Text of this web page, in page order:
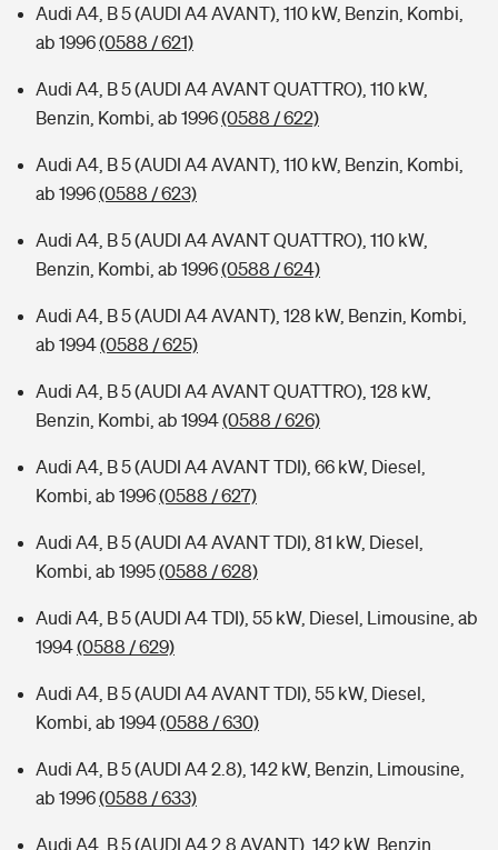
Audi A4, B 5 (AUDI A4 AVANT), 110 kW, Benzin, Kombi,
ab 1996(0588 / 621)
Audi A4, B 5 (AUDI A4 AVANT QUATTRO), 110 kW,
Benzin, Kombi, ab 1996(0588 / 622)
Audi A4, B 5 (AUDI A4 AVANT), 110 kW, Benzin, Kombi,
ab 1996(0588 / 623)
Audi A4, B 5 (AUDI A4 AVANT QUATTRO), 110 kW,
Benzin, Kombi, ab 1996(0588 / 624)
Audi A4, B 5 (AUDI A4 AVANT), 128 kW, Benzin, Kombi,
ab 1994(0588 / 625)
Audi A4, B 5 (AUDI A4 AVANT QUATTRO), 128 kW,
Benzin, Kombi, ab 1994(0588 / 626)
Audi A4, B 5 (AUDI A4 AVANT TDI), 66 kW, Diesel,
Kombi, ab 1996(0588 / 627)
Audi A4, B 5 (AUDI A4 AVANT TDI), 81 kW, Diesel,
Kombi, ab 1995(0588 / 628)
Audi A4, B 5 (AUDI A4 TDI), 55 kW, Diesel, Limousine, ab
1994(0588 / 629)
Audi A4, B 5 (AUDI A4 AVANT TDI), 55 kW, Diesel,
Kombi, ab 1994(0588 / 630)
Audi A4, B 5 (AUDI A4 2.8), 142 kW, Benzin, Limousine,
ab 1996(0588 / 633)
Audi A4, B 5 (AUDI A4 2.8 AVANT), 142 kW, Benzin,